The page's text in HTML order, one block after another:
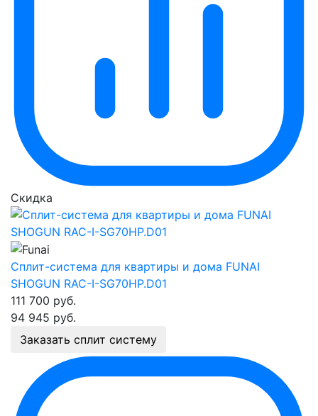
Скидка
Сплит-система для квартиры и дома FUNAI
SHOGUN RAC-I-SG70HP.D01
111 700 руб.
94 945 руб.
Заказать сплит систему